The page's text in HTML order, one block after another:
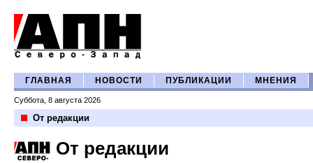
ГЛАВНАЯ НОВОСТИ ПУБЛИКАЦИИ МНЕНИЯ
Суббота, 8 августа 2026
От редакции
От редакции